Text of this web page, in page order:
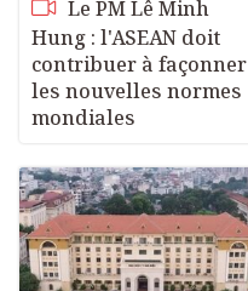
Le PM Lê Minh
Hung : l'ASEAN doit
contribuer à façonner
les nouvelles normes
mondiales